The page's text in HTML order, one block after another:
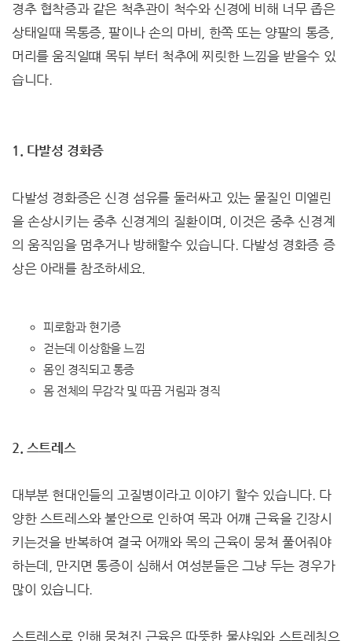
경추 협착증과 같은 척추관이 척수와 신경에 비해 너무 좁은
상태일때 목통증, 팔이나 손의 마비, 한쪽 또는 양팔의 통증,
머리를 움직일떄 목뒤 부터 척추에 찌릿한 느낌을 받을수 있
습니다.
1. 다발성 경화증
다발성 경화증은 신경 섬유를 둘러싸고 있는 물질인 미엘린
을 손상시키는 중추 신경계의 질환이며, 이것은 중추 신경계
의 움직임을 멈추거나 방해할수 있습니다. 다발성 경화증 증
상은 아래를 참조하세요.
피로함과 현기증
걷는데 이상함을 느낌
몸인 경직되고 통증
몸 전체의 무감각 및 따끔 거림과 경직
2. 스트레스
대부분 현대인들의 고질병이라고 이야기 할수 있습니다. 다
양한 스트레스와 불안으로 인하여 목과 어꺠 근육을 긴장시
키는것을 반복하여 결국 어깨와 목의 근육이 뭉쳐 풀어줘야
하는데, 만지면 통증이 심해서 여성분들은 그냥 두는 경우가
많이 있습니다.
스트레스로 인해 뭉쳐진 근육은 따뜻한 물샤워와 스트레칭으